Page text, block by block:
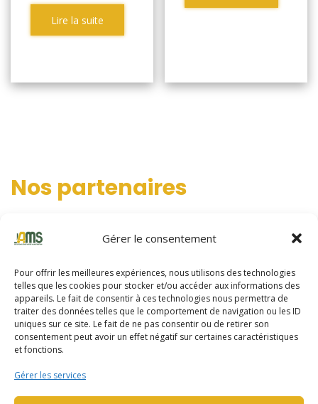
Gérer le consentement
Pour offrir les meilleures expériences, nous utilisons des technologies
telles que les cookies pour stocker et/ou accéder aux informations des
appareils. Le fait de consentir à ces technologies nous permettra de
traiter des données telles que le comportement de navigation ou les ID
uniques sur ce site. Le fait de ne pas consentir ou de retirer son
consentement peut avoir un effet négatif sur certaines caractéristiques
et fonctions.
Gérer les services
Lire la suite
Nos partenaires
conçoivent et fabriquent des matériels robustes, fiables,
Yale